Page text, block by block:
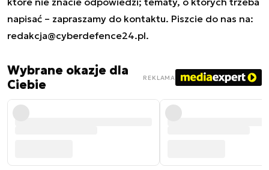
napisać – zapraszamy do kontaktu. Piszcie do nas na:
redakcja@cyberdefence24.pl.
Wybrane okazje dla
Ciebie
REKLAMA